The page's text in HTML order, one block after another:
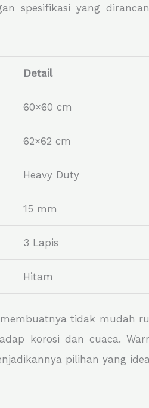
spesifikasi yang
Detail
60×60 cm
62×62 cm
Heavy Duty
15 mm
3 Lapis
Hitam
tidak mudah
korosi dan cuaca.
pilihan yang